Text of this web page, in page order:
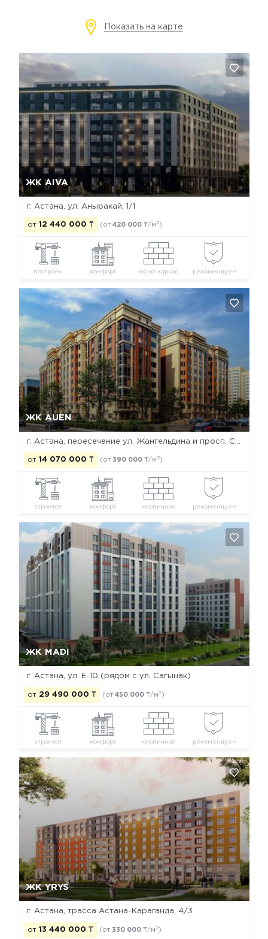
Показать на карте
ЖК AIVA
г. Астана, ул. Аныракай, 1/1
от 12 440 000 ₸ (от 420 000 ₸/м 2)
построен комфорт моно-каркас рекомендуем
ЖК AUEN
от 14 070 000 ₸ (от 390 000 ₸/м 2)
строится комфорт кирпичная рекомендуем
Да, удалить
ЖК MADI
г. Астана, ул. Е-10 (рядом с ул. Сагынак)
от 29 490 000 ₸ (от 450 000 ₸/м 2)
строится комфорт кирпичная рекомендуем
Да, удалить Отмена
ЖК YRYS
г. Астана, ​трасса Астана-Караганда, 4/3
от 13 440 000 ₸ (от 330 000 ₸/м 2)
Да, удалить Отмена